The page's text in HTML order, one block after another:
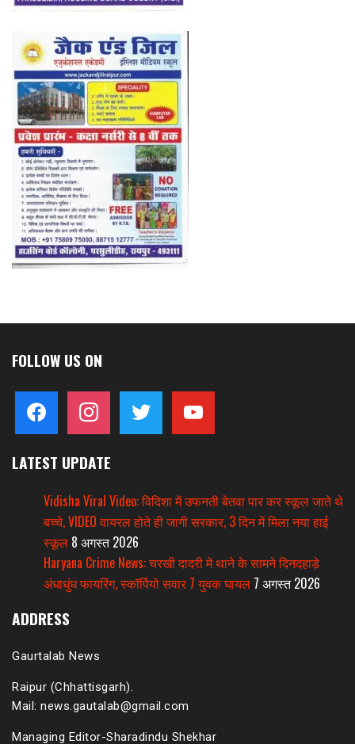
FOLLOW US ON
facebook instagram twitter youtube
LATEST UPDATE
Vidisha Viral Video: विदिशा में उफनती बेतवा पार कर स्कूल जाते थे
बच्चे, VIDEO वायरल होते ही जागी सरकार, 3 दिन में मिला नया हाई
स्कूल 8 अगस्त 2026
Haryana Crime News: चरखी दादरी में थाने के सामने दिनदहाड़े
अंधाधुंध फायरिंग, स्कॉर्पियो सवार 7 युवक घायल 7 अगस्त 2026
ADDRESS
Gaurtalab News
Raipur (Chhattisgarh).
Mail: news.gautalab@gmail.com
Managing Editor-Sharadindu Shekhar